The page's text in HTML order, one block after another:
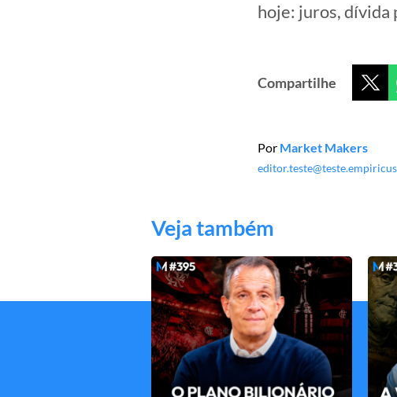
hoje: juros,
Compartilhe
Por Market Makers
Veja também